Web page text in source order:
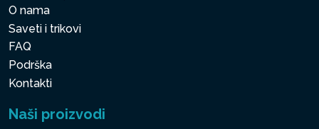
O nama
Saveti i trikovi
FAQ
Podrška
Kontakti
Naši proizvodi